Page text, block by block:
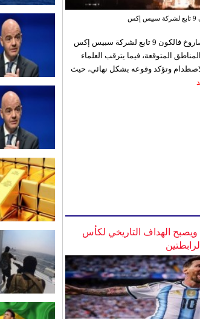
يُعتقد أن جزءاً ضخماً تائهاً من صاروخ فالكون 9 تابع لشركة سبيس إكس
المتوقعة، فيما يترقب العلماء
وتؤكد وقوعه بشكل نهائي، حيث
الهداف التاريخي لكأس
الرابطتين